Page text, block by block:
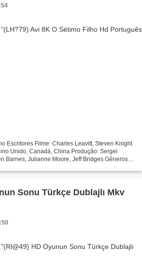
Escritores Filme: Charles Leavitt, Steven Knight
Unido, Canadá, China Produção: Sergei
Barnes, Julianne Moore, Jeff Bridges Gêneros:
Sonu Türkçe Dublajlı Mkv